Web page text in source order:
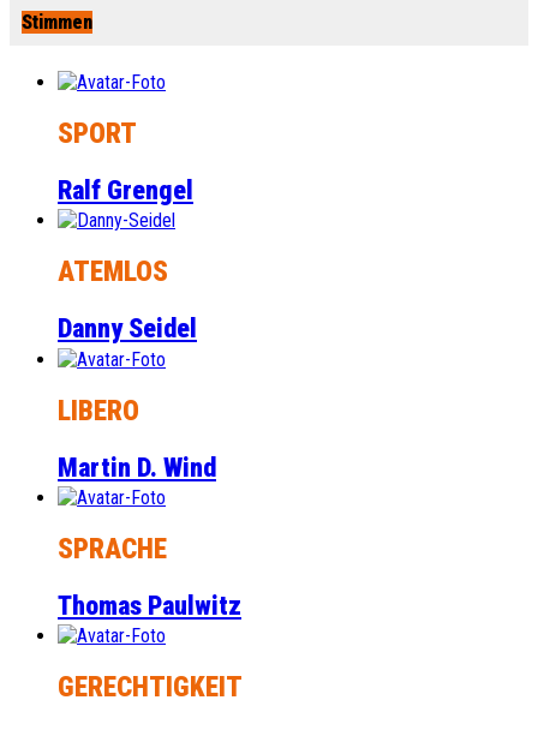
Stimmen
SPORT
Ralf Grengel
ATEMLOS
Danny Seidel
LIBERO
Martin D. Wind
SPRACHE
Thomas Paulwitz
GERECHTIGKEIT